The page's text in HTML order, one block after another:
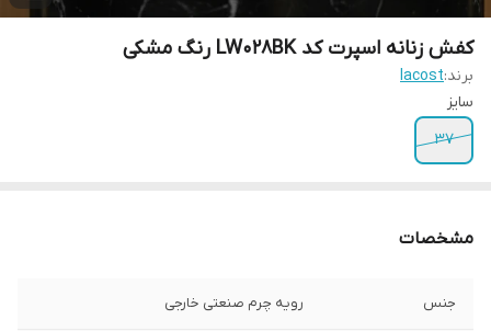
کفش زنانه اسپرت کد LW028BK رنگ مشکی
برند:lacost
سایز
37
مشخصات
جنس رویه چرم صنعتی خارجی